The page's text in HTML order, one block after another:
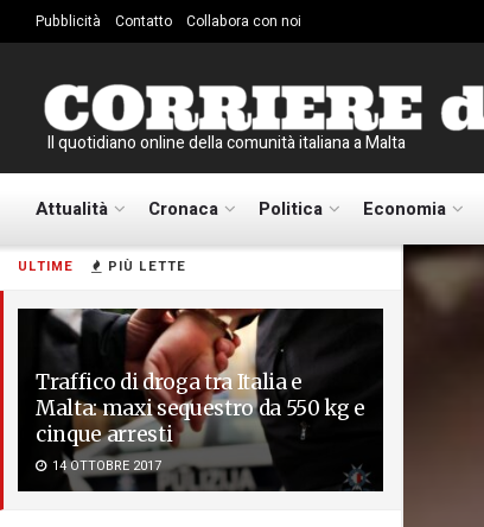
ULTIME PIÙ LETTE
Traffico di droga tra Italia e
Malta: maxi sequestro da 550 kg e
cinque arresti
14 OTTOBRE 2017
Pubblicità Contatto Collabora con noi
Il quotidiano online della comunità italiana a Malta
Attualità Cronaca Politica Economia